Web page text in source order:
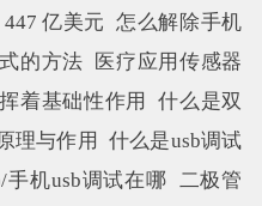
亿美元 怎么解除手机
的方法
医疗应用传感器
着基础性作用
什么是双
理与作用
什么是usb调试
手机usb调试在哪
二极管